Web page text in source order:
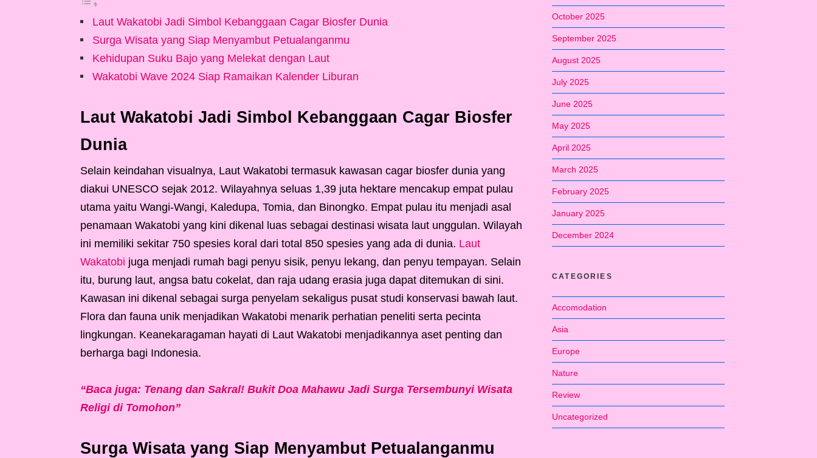
Laut Wakatobi Jadi Simbol Kebanggaan Cagar Biosfer Dunia
Surga Wisata yang Siap Menyambut Petualanganmu
Kehidupan Suku Bajo yang Melekat dengan Laut
Wakatobi Wave 2024 Siap Ramaikan Kalender Liburan
Laut Wakatobi Jadi Simbol Kebanggaan Cagar Biosfer
Dunia
Selain keindahan visualnya, Laut Wakatobi termasuk kawasan cagar biosfer dunia yang
diakui UNESCO sejak 2012. Wilayahnya seluas 1,39 juta hektare mencakup empat pulau
utama yaitu Wangi-Wangi, Kaledupa, Tomia, dan Binongko. Empat pulau itu menjadi asal
penamaan Wakatobi yang kini dikenal luas sebagai destinasi wisata laut unggulan. Wilayah
ini memiliki sekitar 750 spesies koral dari total 850 spesies yang ada di dunia. Laut
Wakatobi juga menjadi rumah bagi penyu sisik, penyu lekang, dan penyu tempayan. Selain
itu, burung laut, angsa batu cokelat, dan raja udang erasia juga dapat ditemukan di sini.
Kawasan ini dikenal sebagai surga penyelam sekaligus pusat studi konservasi bawah laut.
Flora dan fauna unik menjadikan Wakatobi menarik perhatian peneliti serta pecinta
lingkungan. Keanekaragaman hayati di Laut Wakatobi menjadikannya aset penting dan
berharga bagi Indonesia.
“Baca juga: Tenang dan Sakral! Bukit Doa Mahawu Jadi Surga Tersembunyi Wisata
Religi di Tomohon”
Surga Wisata yang Siap Menyambut Petualanganmu
October 2025
September 2025
August 2025
July 2025
June 2025
May 2025
April 2025
March 2025
February 2025
January 2025
December 2024
CATEGORIES
Accomodation
Asia
Europe
Nature
Review
Uncategorized